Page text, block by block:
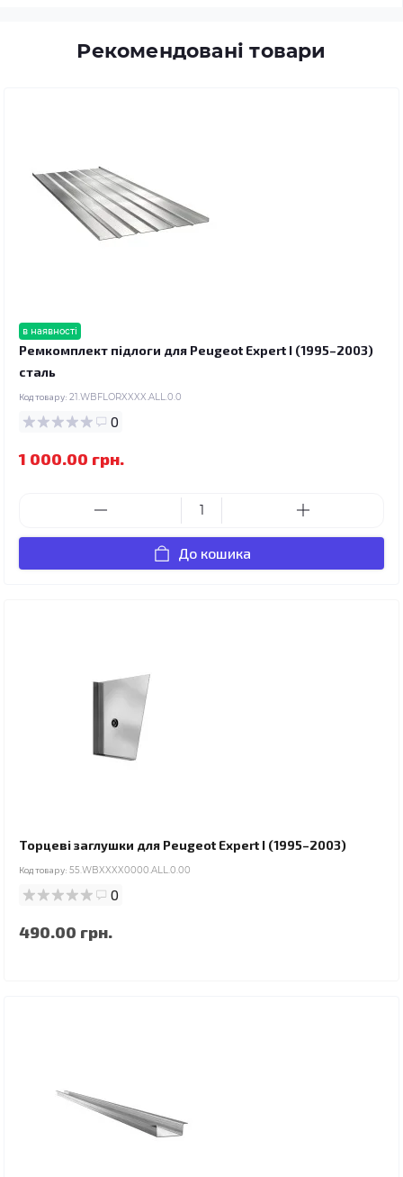
Рекомендовані товари
в наявності
Ремкомплект підлоги для Peugeot Expert I (1995–2003)
сталь
Код товару: 21.WBFLORXXXX.ALL.0.0
0
1 000.00 грн.
До кошика
Торцеві заглушки для Peugeot Expert I (1995–2003)
Код товару: 55.WBXXXX0000.ALL.0.00
0
490.00 грн.